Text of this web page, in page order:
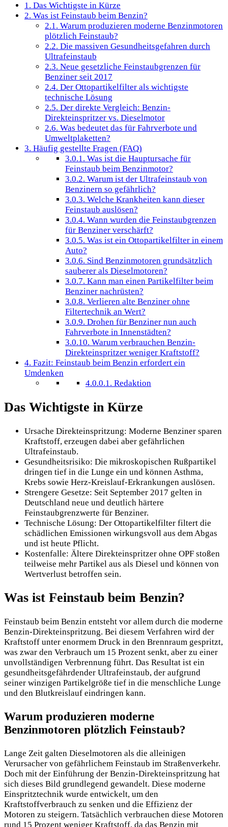
1. Das Wichtigste in Kürze
2. Was ist Feinstaub beim Benzin?
2.1. Warum produzieren moderne Benzinmotoren
plötzlich Feinstaub?
2.2. Die massiven Gesundheitsgefahren durch
Ultrafeinstaub
2.3. Neue gesetzliche Feinstaubgrenzen für
Benziner seit 2017
2.4. Der Ottopartikelfilter als wichtigste
technische Lösung
2.5. Der direkte Vergleich: Benzin-
Direkteinspritzer vs. Dieselmotor
2.6. Was bedeutet das für Fahrverbote und
Umweltplaketten?
3. Häufig gestellte Fragen (FAQ)
3.0.1. Was ist die Hauptursache für
Feinstaub beim Benzinmotor?
3.0.2. Warum ist der Ultrafeinstaub von
Benzinern so gefährlich?
3.0.3. Welche Krankheiten kann dieser
Feinstaub auslösen?
3.0.4. Wann wurden die Feinstaubgrenzen
für Benziner verschärft?
3.0.5. Was ist ein Ottopartikelfilter in einem
Auto?
3.0.6. Sind Benzinmotoren grundsätzlich
sauberer als Dieselmotoren?
3.0.7. Kann man einen Partikelfilter beim
Benziner nachrüsten?
3.0.8. Verlieren alte Benziner ohne
Filtertechnik an Wert?
3.0.9. Drohen für Benziner nun auch
Fahrverbote in Innenstädten?
3.0.10. Warum verbrauchen Benzin-
Direkteinspritzer weniger Kraftstoff?
4. Fazit: Feinstaub beim Benzin erfordert ein
Umdenken
4.0.0.1. Redaktion
Das Wichtigste in Kürze
Ursache Direkteinspritzung: Moderne Benziner sparen
Kraftstoff, erzeugen dabei aber gefährlichen
Ultrafeinstaub.
Gesundheitsrisiko: Die mikroskopischen Rußpartikel
dringen tief in die Lunge ein und können Asthma,
Krebs sowie Herz-Kreislauf-Erkrankungen auslösen.
Strengere Gesetze: Seit September 2017 gelten in
Deutschland neue und deutlich härtere
Feinstaubgrenzwerte für Benziner.
Technische Lösung: Der Ottopartikelfilter filtert die
schädlichen Emissionen wirkungsvoll aus dem Abgas
und ist heute Pflicht.
Kostenfalle: Ältere Direkteinspritzer ohne OPF stoßen
teilweise mehr Partikel aus als Diesel und können von
Wertverlust betroffen sein.
Was ist Feinstaub beim Benzin?
Feinstaub beim Benzin entsteht vor allem durch die moderne
Benzin-Direkteinspritzung. Bei diesem Verfahren wird der
Kraftstoff unter enormem Druck in den Brennraum gespritzt,
was zwar den Verbrauch um 15 Prozent senkt, aber zu einer
unvollständigen Verbrennung führt. Das Resultat ist ein
gesundheitsgefährdender Ultrafeinstaub, der aufgrund
seiner winzigen Partikelgröße tief in die menschliche Lunge
und den Blutkreislauf eindringen kann.
Warum produzieren moderne
Benzinmotoren plötzlich Feinstaub?
Lange Zeit galten Dieselmotoren als die alleinigen
Verursacher von gefährlichem Feinstaub im Straßenverkehr.
Doch mit der Einführung der Benzin-Direkteinspritzung hat
sich dieses Bild grundlegend gewandelt. Diese moderne
Einspritztechnik wurde entwickelt, um den
Kraftstoffverbrauch zu senken und die Effizienz der
Motoren zu steigern. Tatsächlich verbrauchen diese Motoren
rund 15 Prozent weniger Kraftstoff, da das Benzin mit